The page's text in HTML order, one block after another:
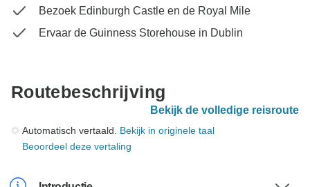
Bezoek Edinburgh Castle en de Royal Mile
Ervaar de Guinness Storehouse in Dublin
Routebeschrijving
Bekijk de volledige reisroute
Automatisch vertaald. Bekijk in originele taal
Beoordeel deze vertaling